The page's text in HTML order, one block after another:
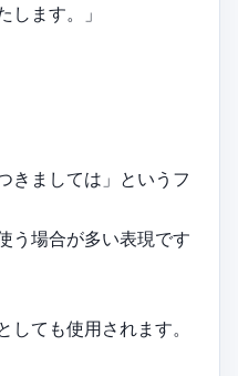
します。」
きましては」というフ
う場合が多い表現です
しても使用されます。